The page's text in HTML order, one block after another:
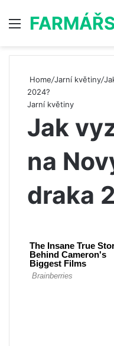
Menu
Home/Jarní květiny/
2024?
Jarní květiny
Jak
na
draka